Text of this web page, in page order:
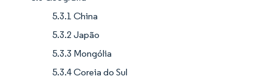
5.3.1 China
5.3.2 Japão
5.3.3 Mongólia
5.3.4 Coreia do Sul